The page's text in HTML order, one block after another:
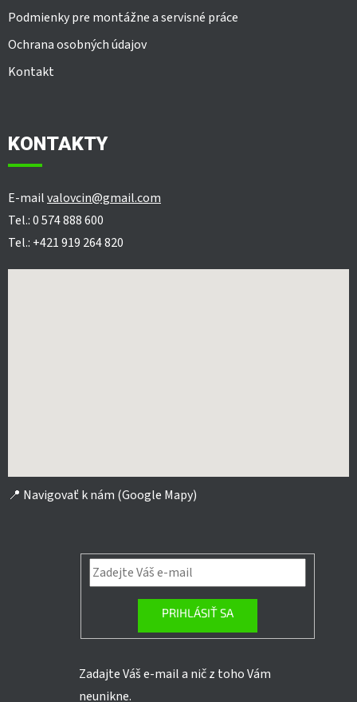
Podmienky pre montážne a servisné práce
Ochrana osobných údajov
Kontakt
KONTAKTY
E-mailvalovcin@gmail.com
Tel.: 0 574 888 600
Tel.: +421 919 264 820
📍 Navigovať k nám (Google Mapy)
PRIHLÁSIŤ SA
Zadajte Váš e-mail a nič z toho Vám
neunikne.